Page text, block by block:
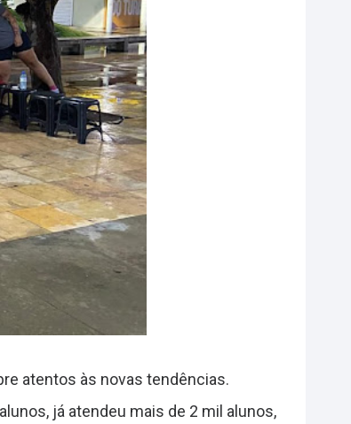
atentos às novas tendências.
já atendeu mais de 2 mil alunos,